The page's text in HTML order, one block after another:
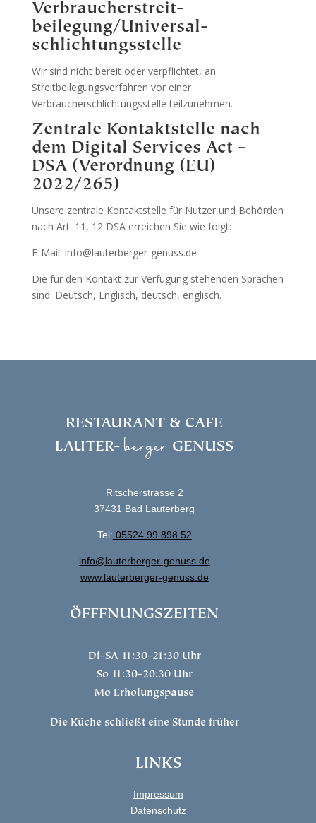
Verbraucher­streit­
beilegung/Universal­
schlichtungs­stelle
Wir sind nicht bereit oder verpflichtet, an
Streitbeilegungsverfahren vor einer
Verbraucherschlichtungsstelle teilzunehmen.
Zentrale Kontaktstelle nach
dem Digital Services Act -
DSA (Verordnung (EU)
2022/265)
Unsere zentrale Kontaktstelle für Nutzer und Behörden
nach Art. 11, 12 DSA erreichen Sie wie folgt:
E-Mail: info@lauterberger-genuss.de
Die für den Kontakt zur Verfügung stehenden Sprachen
sind: Deutsch, Englisch, deutsch, englisch.
RESTAURANT & CAFE
LAUTER-berger GENUSS
Ritscherstrasse 2
37431 Bad Lauterberg
Tel: 05524 99 898 52
info@lauterberger-genuss.de
www.lauterberger-genuss.de
ÖFFFNUNGSZEITEN
Di-SA 11:30-21:30 Uhr
So 11:30-20:30 Uhr
Mo Erholungspause
Die Küche schließt eine Stunde früher
LINKS
Impressum
Datenschutz